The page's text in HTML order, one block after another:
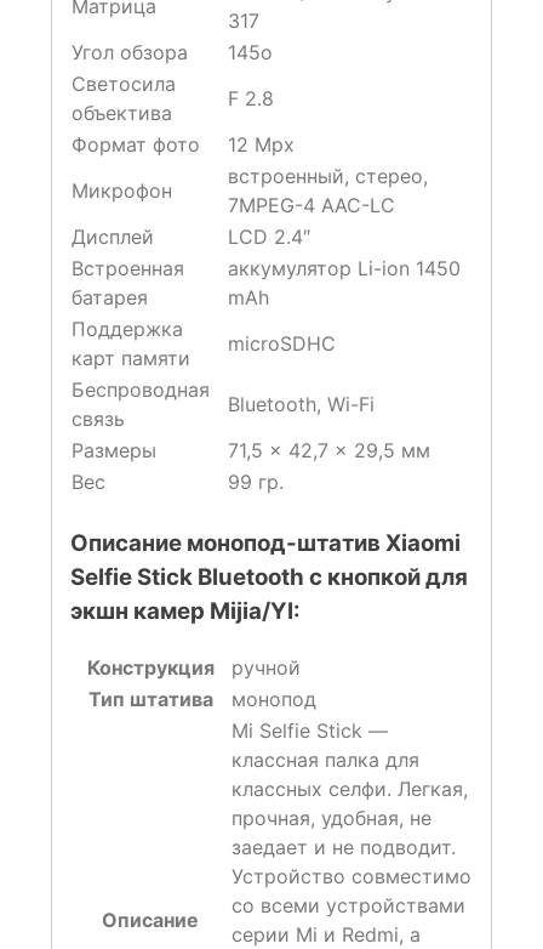
Матрица
317
Угол обзора
145о
Светосила
объектива
F 2.8
Формат фото
12 Mpx
Микрофон
встроенный, стерео,
7MPEG-4 AAC-LC
Дисплей
LCD 2.4″
Встроенная
батарея
аккумулятор Li-ion 1450
mAh
Поддержка
карт памяти
microSDHC
Беспроводная
связь
Bluetooth, Wi-Fi
Размеры
71,5 x 42,7 x 29,5 мм
Вес
99 гр.
Описание монопод-штатив Xiaomi
Selfie Stick Bluetooth с кнопкой для
экшн камер Mijia/YI:
Конструкция
ручной
Тип штатива
монопод
Описание
Mi Selfie Stick —
классная палка для
классных селфи. Легкая,
прочная, удобная, не
заедает и не подводит.
Устройство совместимо
со всеми устройствами
серии Mi и Redmi, а